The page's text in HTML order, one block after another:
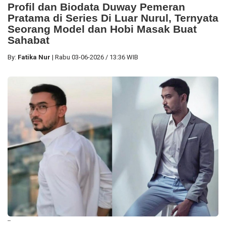
Profil dan Biodata Duway Pemeran
Pratama di Series Di Luar Nurul, Ternyata
Seorang Model dan Hobi Masak Buat
Sahabat
By: Fatika Nur | Rabu 03-06-2026 / 13:36 WIB
--